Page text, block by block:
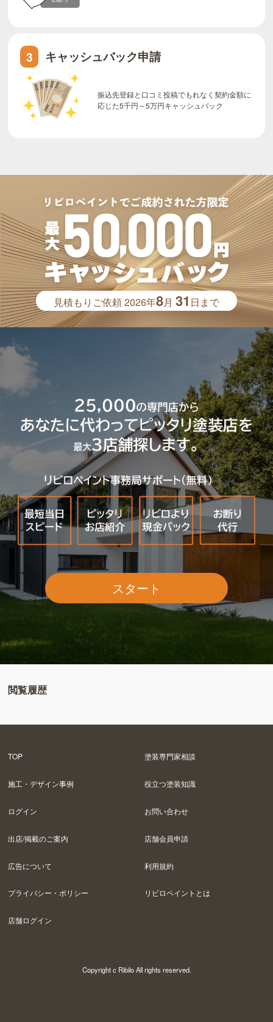
3 キャッシュバック申請
振込先登録と口コミ投稿でもれなく契約金額に
応じた5千円～5万円キャッシュバック
見積もりご依頼2026年8月31 日まで
スタート
閲覧履歴
TOP 塗装専門家相談
施工・デザイン事例 役立つ塗装知識
ログイン お問い合わせ
出店/掲載のご案内 店舗会員申請
広告について 利用規約
プライバシー・ポリシー リビロペイントとは
店舗ログイン
Copyright c Ribilo All rights reserved.